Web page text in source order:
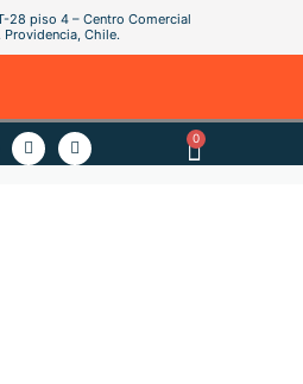
28 piso 4 – Centro Comercial
Chile.
0